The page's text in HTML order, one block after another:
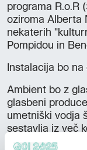
programa R.o.R
oziroma Alberta
nekaterih
Pompidou in
Instalacija bo
Ambient bo z
glasbeni
umetniški vodja
sestavlja iz več
poudarkom na